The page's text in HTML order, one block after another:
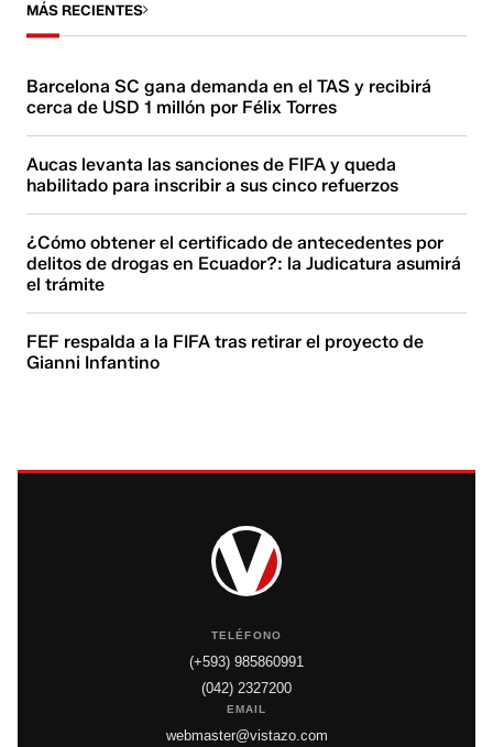
MÁS RECIENTES
Barcelona SC gana demanda en el TAS y recibirá
cerca de USD 1 millón por Félix Torres
Aucas levanta las sanciones de FIFA y queda
habilitado para inscribir a sus cinco refuerzos
¿Cómo obtener el certificado de antecedentes por
delitos de drogas en Ecuador?: la Judicatura asumirá
el trámite
FEF respalda a la FIFA tras retirar el proyecto de
Gianni Infantino
TELÉFONO
(+593) 985860991
(042) 2327200
EMAIL
webmaster@vistazo.com